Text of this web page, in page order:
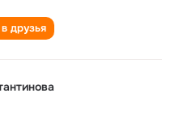
друзья